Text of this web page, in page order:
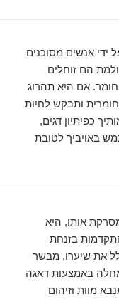
ידי אנשים מסוכנים
הם זוחלים
אם היא תהרוג
ותבקש לחיות
כפיתיון דגים,
באויביך לטובת
אותו, היא
בזנחת
את שיערו, מבשר
באמצעות דאגה
מוות וזיהום